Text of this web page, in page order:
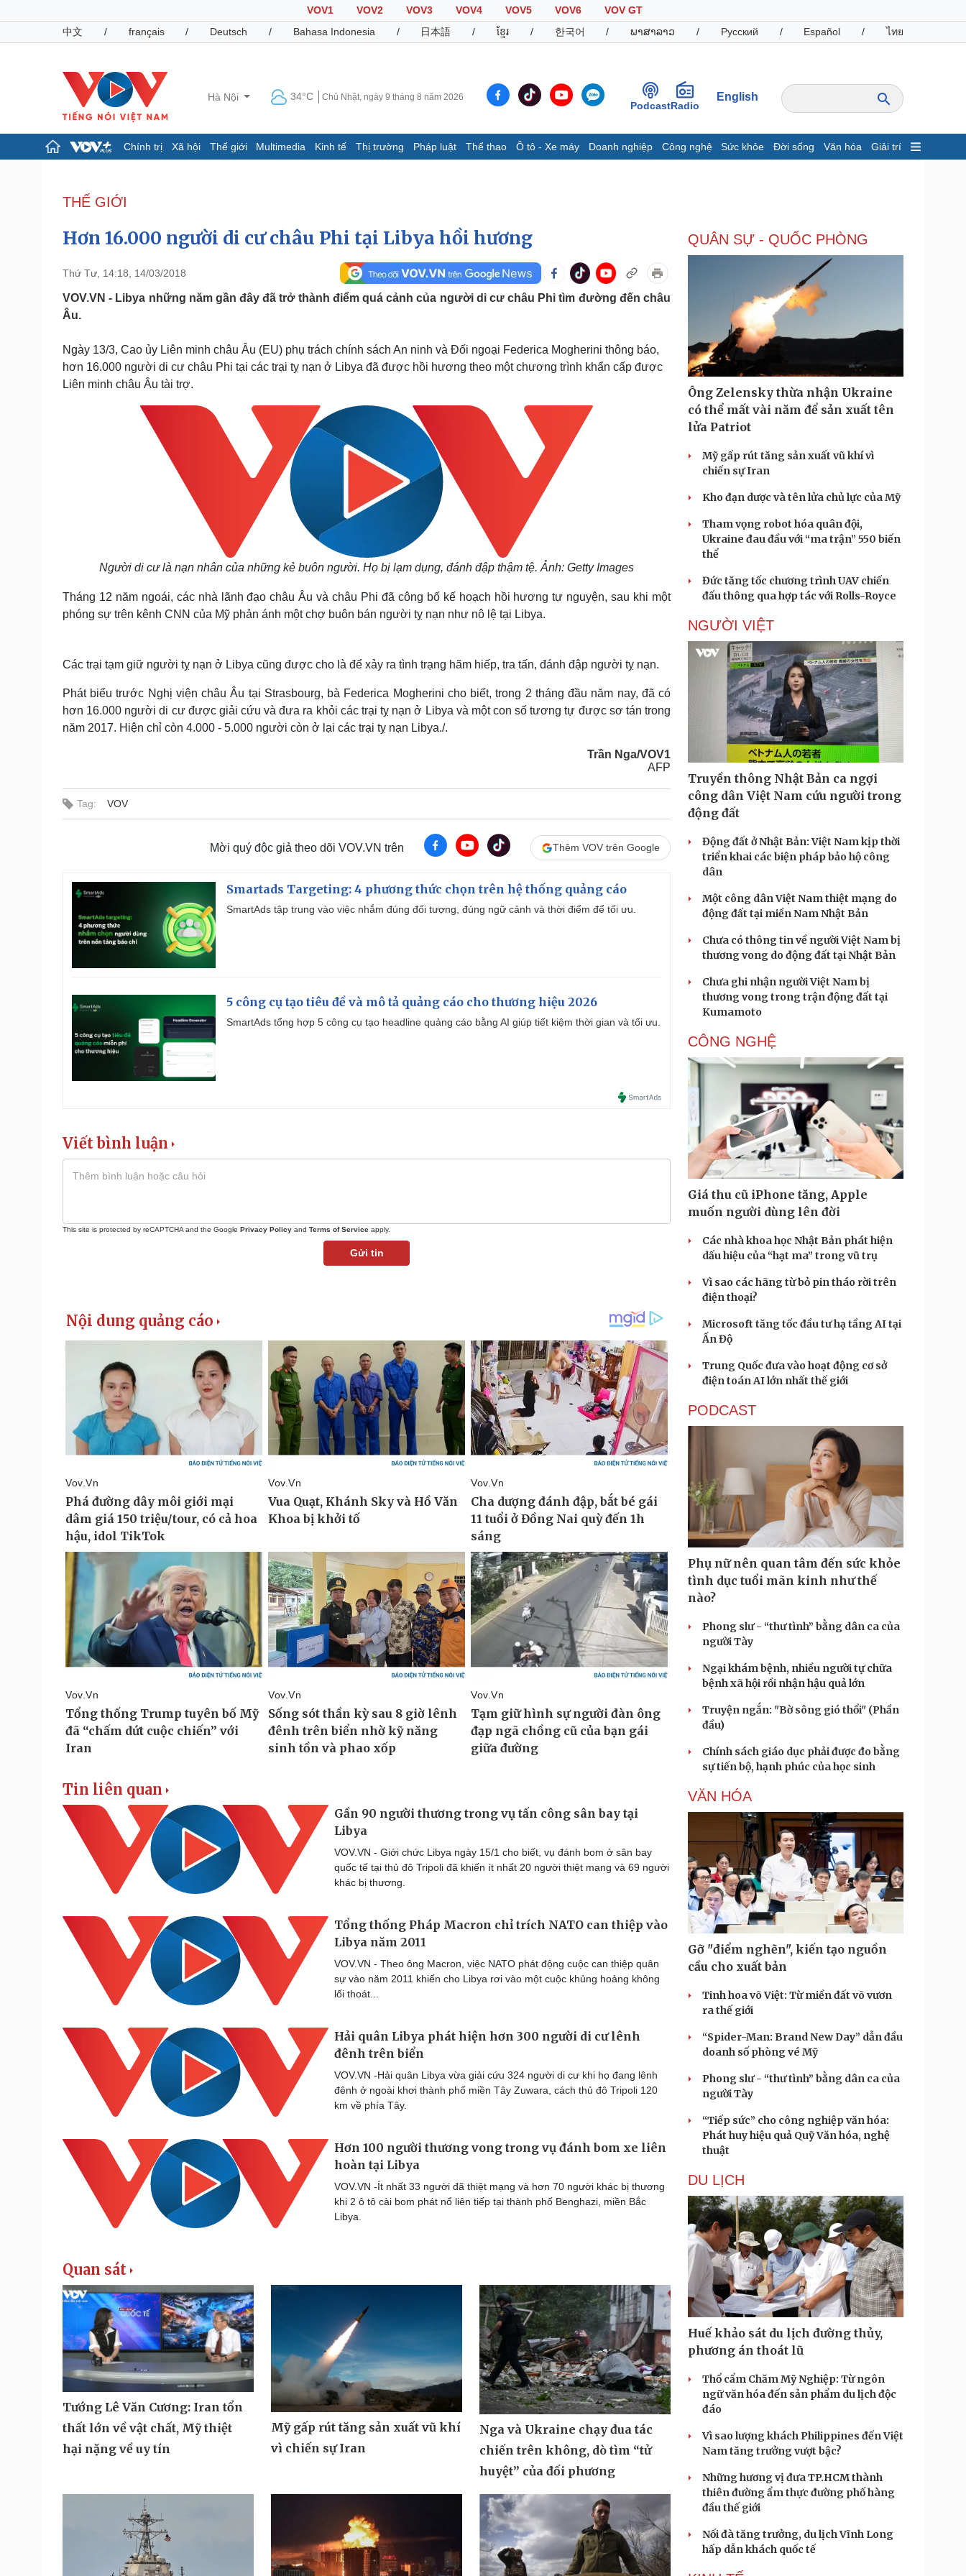
VOV1 VOV2 VOV3 VOV4 VOV5 VOV6
VOV GT
中文
/ français / Deutsch / Bahasa Indonesia / 日本語 / ខ្មែរ / 한국어 / ພາສາລາວ / Русский / Español / ไทย
Hà Nội 34°C Chủ Nhật, ngày 9 tháng 8 năm 2026
PodcastRadio
English
Chính trị Xã hội Thế giới Multimedia Kinh tế Thị trường Pháp luật Thể thao Ô tô - Xe máy Doanh nghiệp Công nghệ Sức khỏe Đời sống Văn hóa Giải trí
Đảng
Tổ chức nhân sự
Nhận diện sự thật
Dấu ấn VOV
Infographic
Chứng khoán
Giá cà phê
Pháp luật
Vụ án
Tư vấn luật
Quân sự - Quốc phòng
Phân tích
Thể thao
Thế giới thể thao
eSports
Hậu trường
Ô tô - Xe máy
Tư vấn
Doanh nghiệp
Thông tin doanh nghiệp
Doanh nhân
Vì cộng đồng
Công nghệ
Sành điệu
Chuyển đổi số
Dinh dưỡng - món ngon
Nhà đẹp
Blog
Tình yêu - Gia đình
Sân khấu - Điện ảnh
Âm nhạc
Di sản
Nghệ sĩ
Thời trang
Sao Việt
Podcast
Cửa sổ tình yêu
Kể chuyện cho bé
THẾ GIỚI
Hơn 16.000 người di cư châu Phi tại Libya hồi hương
Thứ Tư, 14:18, 14/03/2018
VOV.VN - Libya những năm gần đây đã trở thành điểm quá cảnh của người di cư châu Phi tìm đường đến châu
Âu.
Ngày 13/3, Cao ủy Liên minh châu Âu (EU) phụ trách chính sách An ninh và Đối ngoại Federica Mogherini thông báo,
hơn 16.000 người di cư châu Phi tại các trại tỵ nạn ở Libya đã được hồi hương theo một chương trình khẩn cấp được
Liên minh châu Âu tài trợ.
Người di cư là nạn nhân của những kẻ buôn người. Họ bị lạm dụng, đánh đập thậm tệ. Ảnh: Getty Images
Tháng 12 năm ngoái, các nhà lãnh đạo châu Âu và châu Phi đã công bố kế hoạch hồi hương tự nguyện, sau khi một
phóng sự trên kênh CNN của Mỹ phản ánh một chợ buôn bán người tỵ nạn như nô lệ tại Libya.
Các trại tạm giữ người tỵ nạn ở Libya cũng được cho là để xảy ra tình trạng hãm hiếp, tra tấn, đánh đập người tỵ nạn.
Phát biểu trước Nghị viện châu Âu tại Strasbourg, bà Federica Mogherini cho biết, trong 2 tháng đầu năm nay, đã có
hơn 16.000 người di cư được giải cứu và đưa ra khỏi các trại tỵ nạn ở Libya và một con số tương tự được sơ tán trong
năm 2017. Hiện chỉ còn 4.000 - 5.000 người còn ở lại các trại tỵ nạn Libya./.
Trần Nga/VOV1
AFP
Tag: VOV
Mời quý độc giả theo dõi VOV.VN trên Thêm VOV trên Google
Smartads Targeting: 4 phương thức chọn trên hệ thống quảng cáo
SmartAds tập trung vào việc nhắm đúng đối tượng, đúng ngữ cảnh và thời điểm để tối ưu.
5 công cụ tạo tiêu đề và mô tả quảng cáo cho thương hiệu 2026
SmartAds tổng hợp 5 công cụ tạo headline quảng cáo bằng AI giúp tiết kiệm thời gian và tối ưu.
Viết bình luận
This site is protected by reCAPTCHA and the Google Privacy Policy and Terms of Service apply.
Gửi tin
Tin liên quan
Gần 90 người thương trong vụ tấn công sân bay tại
Libya
VOV.VN - Giới chức Libya ngày 15/1 cho biết, vụ đánh bom ở sân bay
quốc tế tại thủ đô Tripoli đã khiến ít nhất 20 người thiệt mạng và 69 người
khác bị thương.
Tổng thống Pháp Macron chỉ trích NATO can thiệp vào
Libya năm 2011
VOV.VN - Theo ông Macron, việc NATO phát động cuộc can thiệp quân
sự vào năm 2011 khiến cho Libya rơi vào một cuộc khủng hoảng không
lối thoát...
Hải quân Libya phát hiện hơn 300 người di cư lênh
đênh trên biển
VOV.VN -Hải quân Libya vừa giải cứu 324 người di cư khi họ đang lênh
đênh ở ngoài khơi thành phố miền Tây Zuwara, cách thủ đô Tripoli 120
km về phía Tây.
Hơn 100 người thương vong trong vụ đánh bom xe liên
hoàn tại Libya
VOV.VN -Ít nhất 33 người đã thiệt mạng và hơn 70 người khác bị thương
khi 2 ô tô cài bom phát nổ liên tiếp tại thành phố Benghazi, miền Bắc
Libya.
Quan sát
Tướng Lê Văn Cương: Iran tổn
thất lớn về vật chất, Mỹ thiệt
hại nặng về uy tín
Mỹ gấp rút tăng sản xuất vũ khí
vì chiến sự Iran
Nga và Ukraine chạy đua tác
chiến trên không, dò tìm “tử
huyệt” của đối phương
QUÂN SỰ - QUỐC PHÒNG
Ông Zelensky thừa nhận Ukraine
có thể mất vài năm để sản xuất tên
lửa Patriot
Mỹ gấp rút tăng sản xuất vũ khí vì
chiến sự Iran
Kho đạn dược và tên lửa chủ lực của Mỹ
Tham vọng robot hóa quân đội,
Ukraine đau đầu với “ma trận” 550 biến
thể
Đức tăng tốc chương trình UAV chiến
đấu thông qua hợp tác với Rolls-Royce
NGƯỜI VIỆT
Truyền thông Nhật Bản ca ngợi
công dân Việt Nam cứu người trong
động đất
Động đất ở Nhật Bản: Việt Nam kịp thời
triển khai các biện pháp bảo hộ công
dân
Một công dân Việt Nam thiệt mạng do
động đất tại miền Nam Nhật Bản
Chưa có thông tin về người Việt Nam bị
thương vong do động đất tại Nhật Bản
Chưa ghi nhận người Việt Nam bị
thương vong trong trận động đất tại
Kumamoto
CÔNG NGHỆ
Giá thu cũ iPhone tăng, Apple
muốn người dùng lên đời
Các nhà khoa học Nhật Bản phát hiện
dấu hiệu của “hạt ma” trong vũ trụ
Vì sao các hãng từ bỏ pin tháo rời trên
điện thoại?
Microsoft tăng tốc đầu tư hạ tầng AI tại
Ấn Độ
Trung Quốc đưa vào hoạt động cơ sở
điện toán AI lớn nhất thế giới
PODCAST
Phụ nữ nên quan tâm đến sức khỏe
tình dục tuổi mãn kinh như thế
nào?
Phong slư - “thư tình” bằng dân ca của
người Tày
Ngại khám bệnh, nhiều người tự chữa
bệnh xã hội rồi nhận hậu quả lớn
Truyện ngắn: "Bờ sông gió thổi" (Phần
đầu)
Chính sách giáo dục phải được đo bằng
sự tiến bộ, hạnh phúc của học sinh
VĂN HÓA
Gỡ "điểm nghẽn", kiến tạo nguồn
cầu cho xuất bản
Tinh hoa võ Việt: Từ miền đất võ vươn
ra thế giới
“Spider-Man: Brand New Day” dẫn đầu
doanh số phòng vé Mỹ
Phong slư - “thư tình” bằng dân ca của
người Tày
“Tiếp sức” cho công nghiệp văn hóa:
Phát huy hiệu quả Quỹ Văn hóa, nghệ
thuật
DU LỊCH
Huế khảo sát du lịch đường thủy,
phương án thoát lũ
Thổ cẩm Chăm Mỹ Nghiệp: Từ ngôn
ngữ văn hóa đến sản phẩm du lịch độc
đáo
Vì sao lượng khách Philippines đến Việt
Nam tăng trưởng vượt bậc?
Những hương vị đưa TP.HCM thành
thiên đường ẩm thực đường phố hàng
đầu thế giới
Nối đà tăng trưởng, du lịch Vĩnh Long
hấp dẫn khách quốc tế